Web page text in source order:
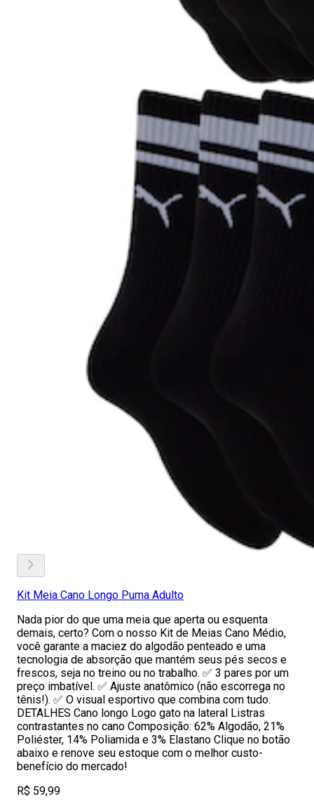
Kit Meia Cano Longo Puma Adulto
Nada pior do que uma meia que aperta ou esquenta
demais, certo? Com o nosso Kit de Meias Cano Médio,
você garante a maciez do algodão penteado e uma
tecnologia de absorção que mantém seus pés secos e
frescos, seja no treino ou no trabalho. ✅ 3 pares por um
preço imbatível. ✅ Ajuste anatômico (não escorrega no
tênis!). ✅ O visual esportivo que combina com tudo.
DETALHES Cano longo Logo gato na lateral Listras
contrastantes no cano Composição: 62% Algodão, 21%
Poliéster, 14% Poliamida e 3% Elastano Clique no botão
abaixo e renove seu estoque com o melhor custo-
benefício do mercado!
R$ 59,99